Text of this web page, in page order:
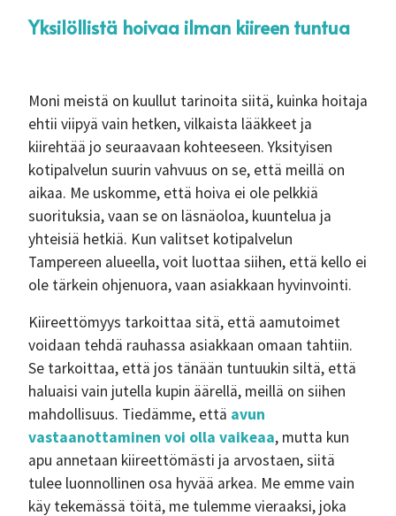
Yksilöllistä hoivaa ilman kiireen tuntua
Moni meistä on kuullut tarinoita siitä, kuinka hoitaja
ehtii viipyä vain hetken, vilkaista lääkkeet ja
kiirehtää jo seuraavaan kohteeseen. Yksityisen
kotipalvelun suurin vahvuus on se, että meillä on
aikaa. Me uskomme, että hoiva ei ole pelkkiä
suorituksia, vaan se on läsnäoloa, kuuntelua ja
yhteisiä hetkiä. Kun valitset kotipalvelun
Tampereen alueella, voit luottaa siihen, että kello ei
ole tärkein ohjenuora, vaan asiakkaan hyvinvointi.
Kiireettömyys tarkoittaa sitä, että aamutoimet
voidaan tehdä rauhassa asiakkaan omaan tahtiin.
Se tarkoittaa, että jos tänään tuntuukin siltä, että
haluaisi vain jutella kupin äärellä, meillä on siihen
mahdollisuus. Tiedämme, että avun
vastaanottaminen voi olla vaikeaa, mutta kun
apu annetaan kiireettömästi ja arvostaen, siitä
tulee luonnollinen osa hyvää arkea. Me emme vain
käy tekemässä töitä, me tulemme vieraaksi, joka